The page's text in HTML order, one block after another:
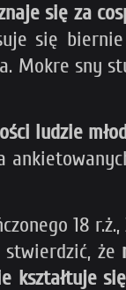
się za
się
Mokre sny
ludzie
18
że
kształtuje